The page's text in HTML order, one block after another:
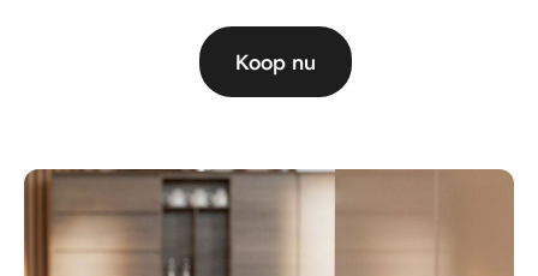
Koop nu